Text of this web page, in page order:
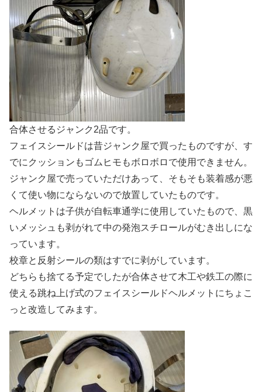
合体させるジャンク2品です。
フェイスシールドは昔ジャンク屋で買ったものですが、す
でにクッションもゴムヒモもボロボロで使用できません。
ジャンク屋で売っていただけあって、そもそも装着感が悪
くて使い物にならないので放置していたものです。
ヘルメットは子供が自転車通学に使用していたもので、黒
いメッシュも剥がれて中の発泡スチロールがむき出しにな
っています。
校章と反射シールの類はすでに剥がしています。
どちらも捨てる予定でしたが合体させて木工や鉄工の際に
使える跳ね上げ式のフェイスシールドヘルメットにちょこ
っと改造してみます。